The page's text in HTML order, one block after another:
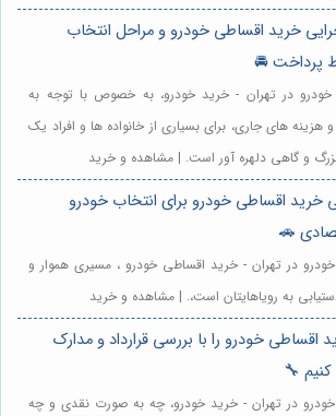
خرید اقساطی خودرو و مراحل انتخاب
پرداخت 🚘
در تهران - خرید خودرو، به خصوص با توجه به
هزینه های جاری، برای بسیاری از خانواده ها و افراد یک
و گاهی دلهره آور است. | مشاهده و خرید
خرید اقساطی خودرو برای انتخاب خودرو
🚗
در تهران - خرید اقساطی خودرو ، مسیری هموار و
به رویاهایتان است،. | مشاهده و خرید
اقساطی خودرو را با بررسی قرارداد و مدارک
🔧
در تهران - خرید خودرو، چه به صورت نقدی و چه